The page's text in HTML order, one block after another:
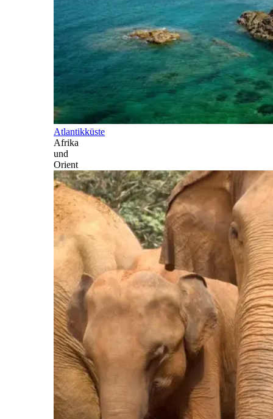
Atlantikküste
Afrika
und
Orient